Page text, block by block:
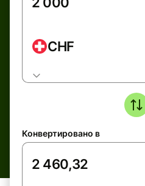
CHF
Конвертировано в